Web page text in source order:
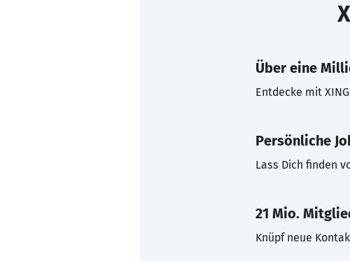
Über eine
Entdecke mit
Persönliche
Lass Dich finden
21 Mio.
Knüpf neue